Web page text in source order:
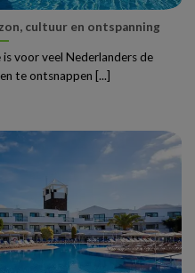
cultuur en ontspanning
voor veel Nederlanders de
te ontsnappen [...]